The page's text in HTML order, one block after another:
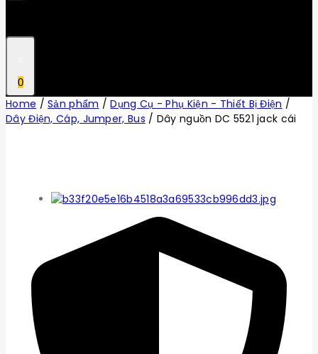
0
Home / Sản phẩm / Dụng Cụ - Phụ Kiện - Thiết Bị Điện /
Dây Điện, Cáp, Jumper, Bus / Dây nguồn DC 5521 jack cái